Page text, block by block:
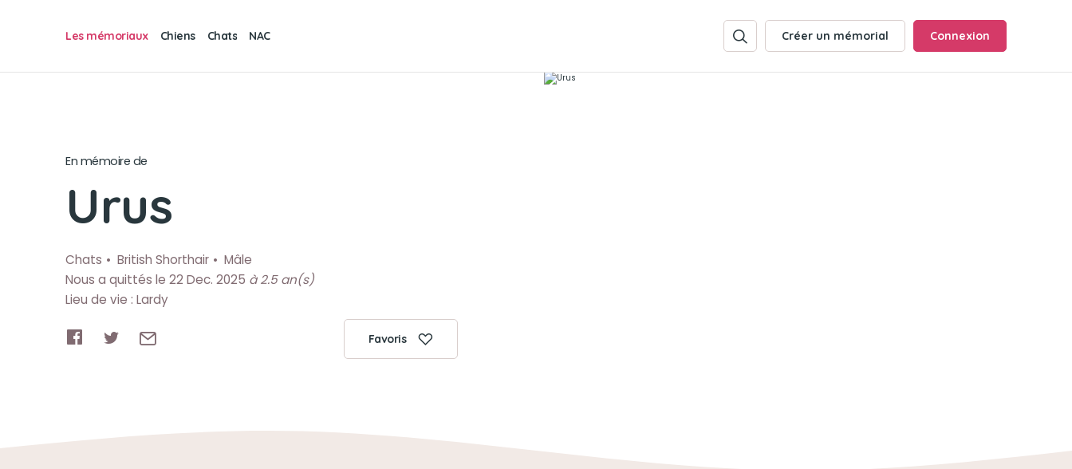
Les mémoriaux Chiens Chats NAC Créer un mémorial Connexion
En mémoire de
Urus
Chats British Shorthair
Mâle
Nous a quittés le 22 Dec. 2025 à 2.5 an(s)
Lieu de vie : Lardy
Favoris